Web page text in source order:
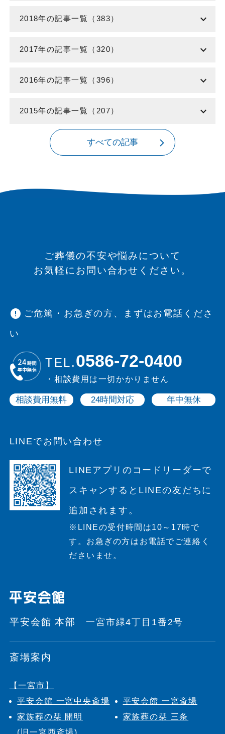
2018年の記事一覧（383） expand_more
2017年の記事一覧（320） expand_more
2016年の記事一覧（396） expand_more
2015年の記事一覧（207） expand_more
すべての記事
ご葬儀の不安や悩みについて
お気軽にお問い合わせください。
error ご危篤・お急ぎの方、まずはお電話くださ
い
TEL.0586-72-0400
・相談費用は一切かかりません
相談費用無料 24時間対応 年中無休
LINEでお問い合わせ
LINEアプリのコードリーダーで
スキャンすると LINEの友だちに
追加されます。
※LINEの受付時間は10～17時で
す。 お急ぎの方はお電話でご連絡く
ださいませ。
平安会館 本部 一宮市緑4丁目1番2号
斎場案内
【一宮市】
平安会館 一宮中央斎場
平安会館 一宮斎場
家族葬の栞 開明
(旧一宮西斎場)
家族葬の栞 三条